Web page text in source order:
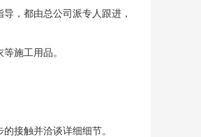
，都由总公司派专人跟进，
施工用品。
接触并洽谈详细细节。